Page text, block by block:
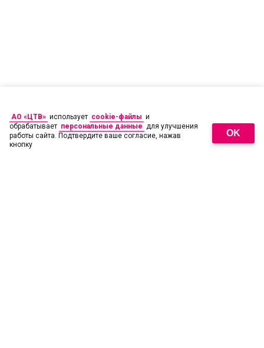
АО «ЦТВ» использует cookie-файлы и
обрабатывает персональные данные для улучшения
работы сайта. Подтвердите ваше согласие, нажав
кнопку
OK